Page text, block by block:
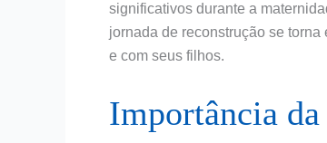
significativos durante a
jornada de reconstrução se
e com seus filhos.
Importância